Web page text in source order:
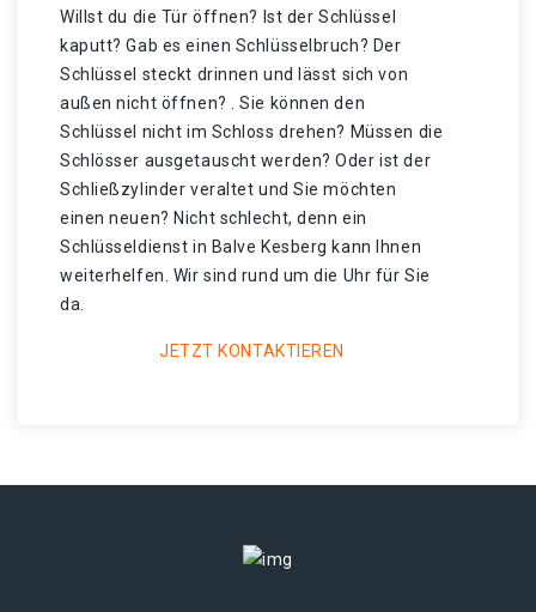
Willst du die Tür öffnen? Ist der Schlüssel
kaputt? Gab es einen Schlüsselbruch? Der
Schlüssel steckt drinnen und lässt sich von
außen nicht öffnen? . Sie können den
Schlüssel nicht im Schloss drehen? Müssen die
Schlösser ausgetauscht werden? Oder ist der
Schließzylinder veraltet und Sie möchten
einen neuen? Nicht schlecht, denn ein
Schlüsseldienst in Balve Kesberg kann Ihnen
weiterhelfen. Wir sind rund um die Uhr für Sie
da.
JETZT KONTAKTIEREN